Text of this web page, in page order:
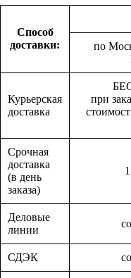
Способ
доставки:
по
Курьерская
доставка
при
Срочная
доставка
(в день
заказа)
Деловые
линии
СДЭК